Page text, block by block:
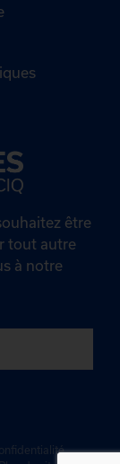
être
tout autre
à notre